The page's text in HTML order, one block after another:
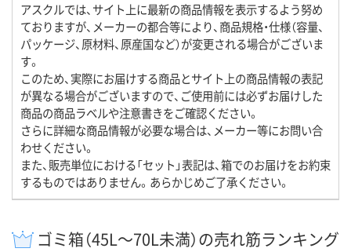
アスクルでは、サイト上に最新の商品情報を表示するよう努め
ておりますが、メーカーの都合等により、商品規格・仕様（容量、
パッケージ、原材料、原産国など）が変更される場合がございま
す。
このため、実際にお届けする商品とサイト上の商品情報の表記
が異なる場合がございますので、ご使用前には必ずお届けした
商品の商品ラベルや注意書きをご確認ください。
さらに詳細な商品情報が必要な場合は、メーカー等にお問い合
わせください。
また、販売単位における「セット」表記は、箱でのお届けをお約束
するものではありません。あらかじめご了承ください。
ゴミ箱（45L～70L未満）の売れ筋ランキング